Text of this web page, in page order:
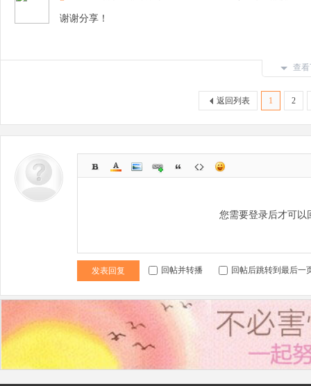
B
谢谢分享！
查
返回列表 1 2
您需要登录后才可以
发表回复 回帖并转播 回帖后跳转到最后一